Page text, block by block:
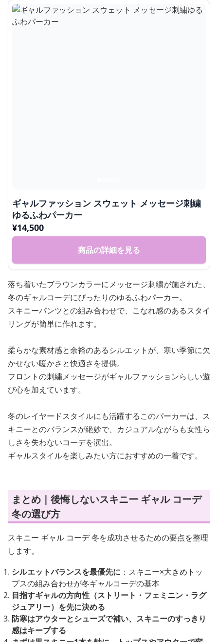
ギャルファッション スウェット メッセージ刺繍
ゆるふわパーカー
¥14,500
商品の詳細を見る
落ち着いたブラウンカラーにメッセージ刺繍が施された、
冬のギャルコーデにぴったりのゆるふわパーカー。
スキニーパンツとの組み合わせで、こなれ感のあるスタイ
リングが簡単に作れます。
柔らかな素材感と余裕のあるシルエットが、寒い季節に欠
かせない暖かさと快適さを提供。
フロントの刺繍メッセージがギャルファッションらしい遊
び心を加えています。
冬のレイヤードスタイルにも活躍するこのパーカーは、ス
キニーとのバランスが絶妙で、カジュアルながらも女性ら
しさを失わないコーデを演出。
ギャルスタイルを楽しみたい方におすすめの一着です。
まとめ｜後悔しないスキニー ギャル コーデ
冬の選び方
スキニー ギャル コーデ 冬を成功させるための要点を整理
します。
シルエットバランスを最優先に ：スキニー×大きめトッ
プスの組み合わせが冬ギャルコーデの基本
目指すギャルの方向性（ストリート・フェミニン・ラグ
ジュアリー）を先に決める
防寒はアウターとシューズで補い、スキニーのすっきり
感はキープする